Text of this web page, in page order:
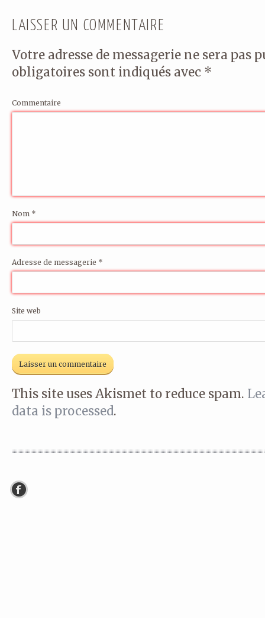
LAISSER UN COMMENTAIRE
Votre adresse de messagerie ne sera pas
obligatoires sont indiqués avec *
Commentaire
Nom *
Adresse de messagerie *
Site web
This site uses Akismet to reduce spam.
data is processed.